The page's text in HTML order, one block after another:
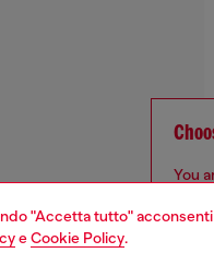
"Accetta tutto"
eCookie Policy.
You